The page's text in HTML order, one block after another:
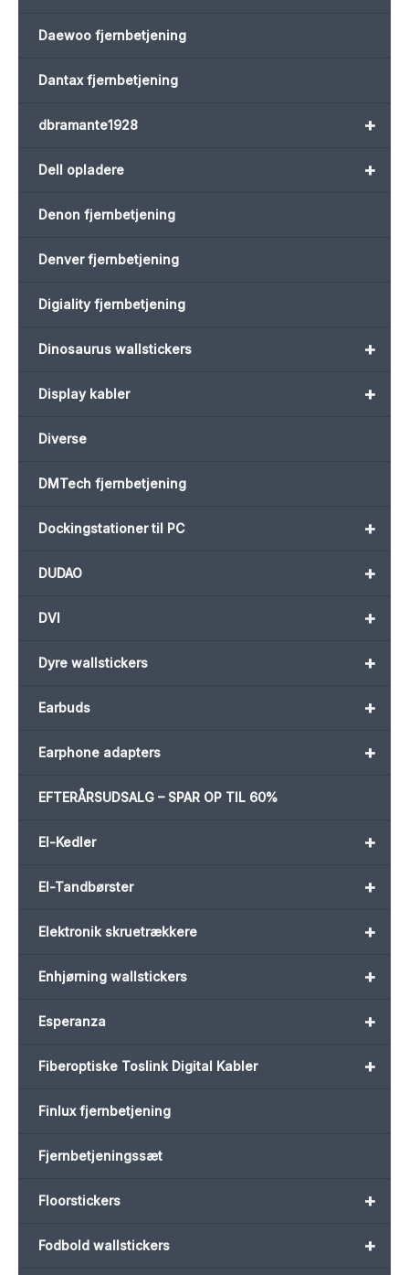
Daewoo fjernbetjening
Dantax fjernbetjening
+
dbramante1928
+
Dell opladere
Denon fjernbetjening
Denver fjernbetjening
Digiality fjernbetjening
+
Dinosaurus wallstickers
+
Display kabler
Diverse
DMTech fjernbetjening
+
Dockingstationer til PC
+
DUDAO
+
DVI
+
Dyre wallstickers
+
Earbuds
+
Earphone adapters
EFTERÅRSUDSALG – SPAR OP TIL 60%
+
El-Kedler
+
El-Tandbørster
+
Elektronik skruetrækkere
+
Enhjørning wallstickers
+
Esperanza
+
Fiberoptiske Toslink Digital Kabler
Finlux fjernbetjening
Fjernbetjeningssæt
+
Floorstickers
+
Fodbold wallstickers